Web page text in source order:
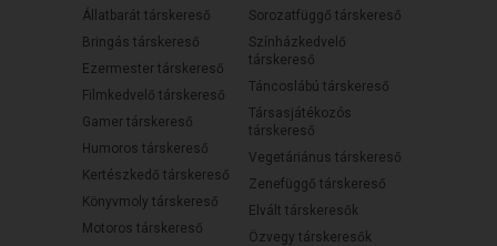
Állatbarát társkereső
Bringás társkereső
Ezermester társkereső
Filmkedvelő társkereső
Gamer társkereső
Humoros társkereső
Kertészkedő társkereső
Könyvmoly társkereső
Motoros társkereső
Sorozatfüggő társkereső
Színházkedvelő
társkereső
Táncoslábú társkereső
Társasjátékozós
társkereső
Vegetáriánus társkereső
Zenefüggő társkereső
Elvált társkeresők
Özvegy társkeresők